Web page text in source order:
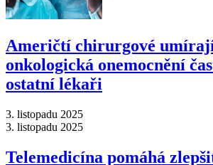
Američtí chirurgové
onkologická onemocnění
ostatní lékaři
3. listopadu 2025
3. listopadu 2025
Telemedicína pomáhá